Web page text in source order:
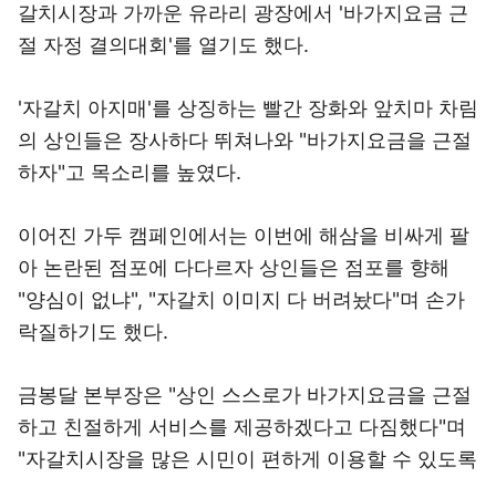
갈치시장과 가까운 유라리 광장에서 '바가지요금 근
절 자정 결의대회'를 열기도 했다.
'자갈치 아지매'를 상징하는 빨간 장화와 앞치마 차림
의 상인들은 장사하다 뛰쳐나와 "바가지요금을 근절
하자"고 목소리를 높였다.
이어진 가두 캠페인에서는 이번에 해삼을 비싸게 팔
아 논란된 점포에 다다르자 상인들은 점포를 향해
"양심이 없냐", "자갈치 이미지 다 버려놨다"며 손가
락질하기도 했다.
금봉달 본부장은 "상인 스스로가 바가지요금을 근절
하고 친절하게 서비스를 제공하겠다고 다짐했다"며
"자갈치시장을 많은 시민이 편하게 이용할 수 있도록